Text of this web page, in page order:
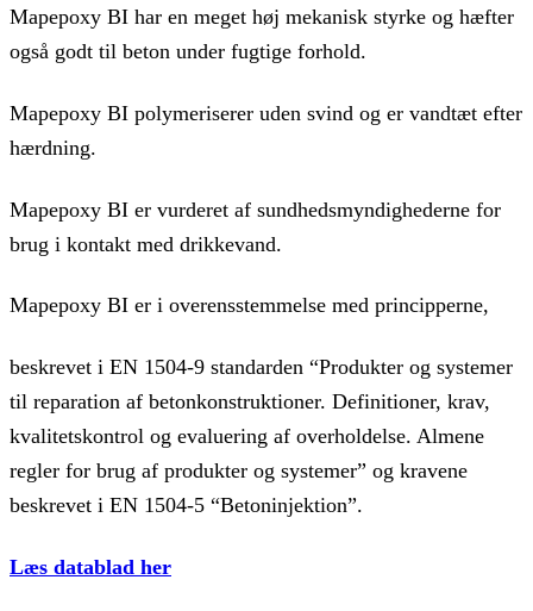
Mapepoxy BI har en meget høj mekanisk styrke og hæfter
også godt til beton under fugtige forhold.
Mapepoxy BI polymeriserer uden svind og er vandtæt efter
hærdning.
Mapepoxy BI er vurderet af sundhedsmyndighederne for
brug i kontakt med drikkevand.
Mapepoxy BI er i overensstemmelse med principperne,
beskrevet i EN 1504-9 standarden “Produkter og systemer
til reparation af betonkonstruktioner. Definitioner, krav,
kvalitetskontrol og evaluering af overholdelse. Almene
regler for brug af produkter og systemer” og kravene
beskrevet i EN 1504-5 “Betoninjektion”.
Læs datablad her